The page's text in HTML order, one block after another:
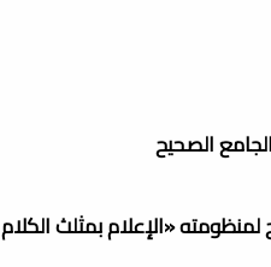
الصحيح
«الإعلام بمثلث الكلام